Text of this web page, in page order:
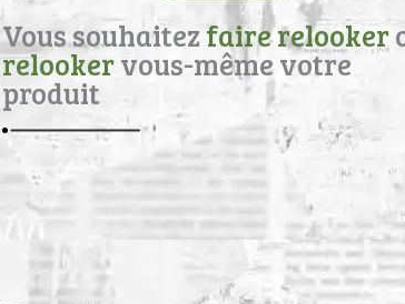
Vous souhaitez faire relooker
relookervous-même votre
produit